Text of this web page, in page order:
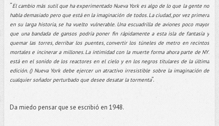
“El cambio más sutil que ha experimentado Nueva York es algo de lo que la gente no
habla demasiado pero que está en la imaginación de todos. La ciudad, por vez primera
en su larga historia, se ha vuelto vulnerable. Una escuadrilla de aviones poco mayor
que una bandada de gansos podría poner fin rápidamente a esta isla de fantasía y
quemar las torres, derribar los puentes, convertir los túneles de metro en recintos
mortales e incinerar a millones. La intimidad con la muerte forma ahora parte de NY:
está en el sonido de los reactores en el cielo y en los negros titulares de la última
edición. () Nueva York debe ejercer un atractivo irresistible sobre la imaginación de
cualquier soñador perturbado que desee desatar la tormenta”.
Da miedo pensar que se escribió en 1948.